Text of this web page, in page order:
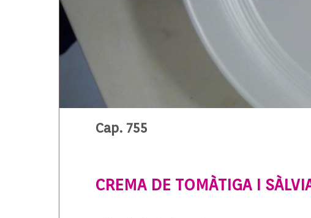
Cap. 755
CREMA DE TOMÀTIGA I